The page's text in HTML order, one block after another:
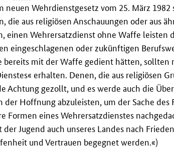
neuen Wehrdienstgesetz vom 25. März
die aus religiösen Anschauungen oder aus
einen Wehrersatzdienst ohne Waffe leisten
eingeschlagenen oder zukünftigen
bereits mit der Waffe gedient hätten,
erhalten. Denen, die aus religiösen
Achtung gezollt, und es werde auch die
Hoffnung abzuleisten, um der Sache des
Formen eines Wehrersatzdienstes
der Jugend auch unseres Landes nach
und Vertrauen begegnet werden.«)